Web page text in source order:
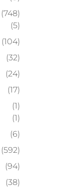
(748)
(5)
(104)
(32)
(24)
(17)
(1)
(1)
(6)
(592)
(94)
(38)